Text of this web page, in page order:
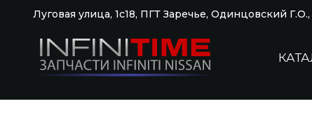
Луговая улица, 1с18, ПГТ Заречье, Одинцовский